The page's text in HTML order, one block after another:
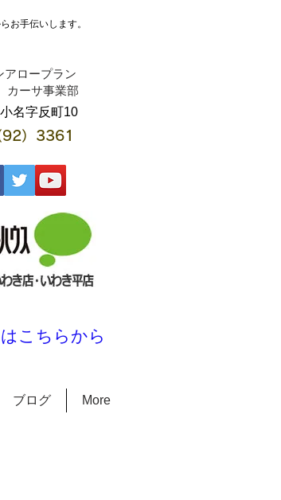
お手伝いします。
アロープラン
​カーサ事業部
名字反町10
）3361
こちらから
ブログ More